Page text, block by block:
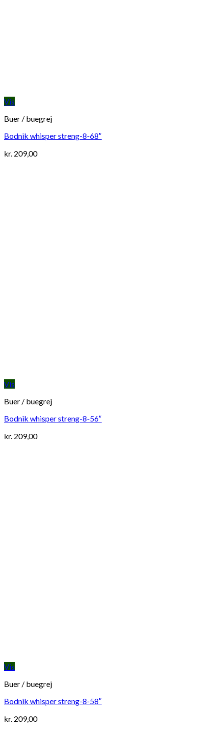
Vis
Buer / buegrej
Bodnik whisper streng-8-68″
kr. 209,00
Vis
Buer / buegrej
Bodnik whisper streng-8-56″
kr. 209,00
Vis
Buer / buegrej
Bodnik whisper streng-8-58″
kr. 209,00